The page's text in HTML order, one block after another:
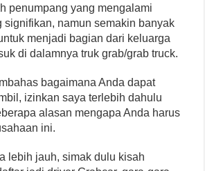
penumpang yang mengalami
signifikan, namun semakin banyak
menjadi bagian dari keluarga
di dalamnya truk grab/grab truck.
bagaimana Anda dapat
izinkan saya terlebih dahulu
alasan mengapa Anda harus
ini.
lebih jauh, simak dulu kisah